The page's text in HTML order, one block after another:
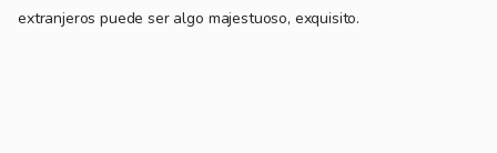
extranjeros puede ser algo majestuoso, exquisito.